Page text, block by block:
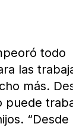
todo
las
más.
puede